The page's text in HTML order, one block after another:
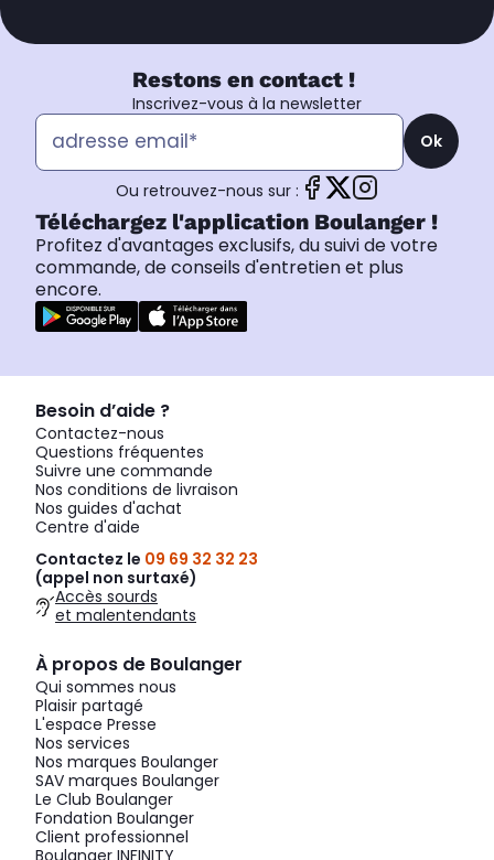
Restons en contact !
Inscrivez-vous à la newsletter
Ok
Ou retrouvez-nous sur :
Téléchargez l'application Boulanger !
Profitez d'avantages exclusifs, du suivi de votre
commande, de conseils d'entretien et plus
encore.
Besoin d’aide ?
Contactez-nous
Questions fréquentes
Suivre une commande
Nos conditions de livraison
Nos guides d'achat
Centre d'aide
Contactez le 09 69 32 32 23
(appel non surtaxé)
Accès sourds
et malentendants
À propos de Boulanger
Qui sommes nous
Plaisir partagé
L'espace Presse
Nos services
Nos marques Boulanger
SAV marques Boulanger
Le Club Boulanger
Fondation Boulanger
Client professionnel